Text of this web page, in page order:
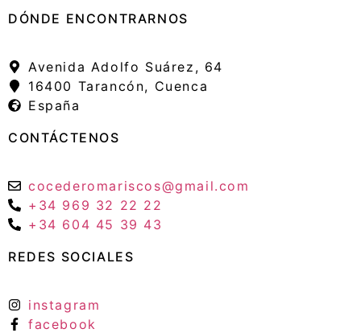
DÓNDE ENCONTRARNOS
Avenida Adolfo Suárez, 64
16400 Tarancón, Cuenca
España
CONTÁCTENOS
cocederomariscos@gmail.com
+34 969 32 22 22
+34 604 45 39 43
REDES SOCIALES
instagram
facebook